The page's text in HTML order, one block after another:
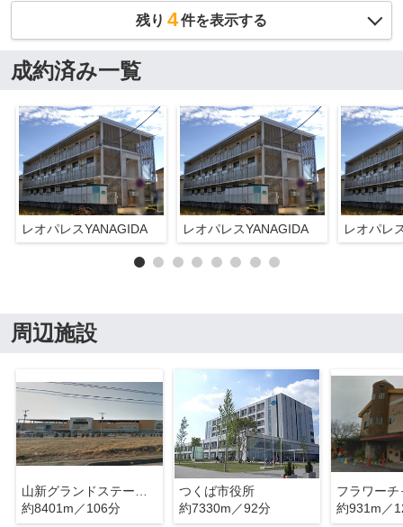
残り 4件を表示する
成約済み一覧
レオパレスYANAGIDA レオパレスYANAGIDA レオパレ
周辺施設
山新グランドステージつくば
約8401m／106分
つくば市役所
約7330m／92分
約931m／